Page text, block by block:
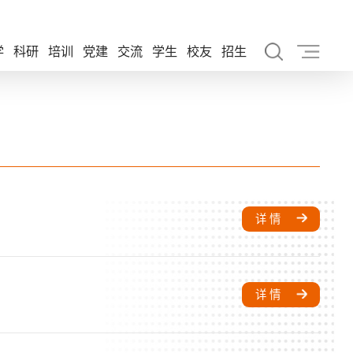
科研 培训 党建 交流 学生 校友 招生
详 情
详 情